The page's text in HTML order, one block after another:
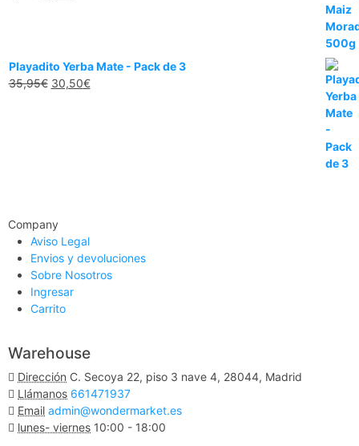
Playadito Yerba Mate - Pack de 3
35,95€ 30,50€
Company
Aviso Legal
Envios y devoluciones
Sobre Nosotros
Ingresar
Carrito
Warehouse
Dirección C. Secoya 22, piso 3 nave 4, 28044, Madrid
Llámanos 661471937
Email admin@wondermarket.es
lunes- viernes 10:00 - 18:00